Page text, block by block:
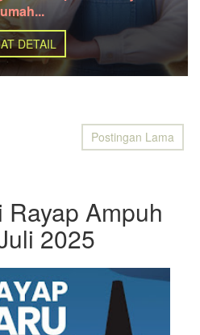
DETAIL
Postingan Lama
Ampuh
2025